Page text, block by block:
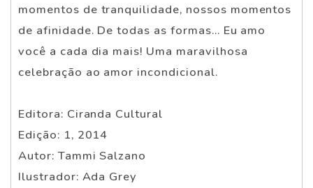
momentos de tranquilidade, nossos momentos
de afinidade. De todas as formas... Eu amo
você a cada dia mais! Uma maravilhosa
celebração ao amor incondicional.
Editora: Ciranda Cultural
Edição: 1, 2014
Autor: Tammi Salzano
Ilustrador: Ada Grey